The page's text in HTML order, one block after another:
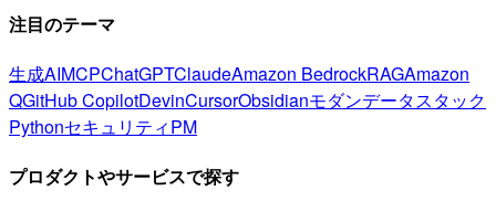
注目のテーマ
生成AIMCPChatGPTClaudeAmazon BedrockRAGAmazon
QGitHub CopilotDevinCursorObsidianモダンデータスタック
PythonセキュリティPM
プロダクトやサービスで探す